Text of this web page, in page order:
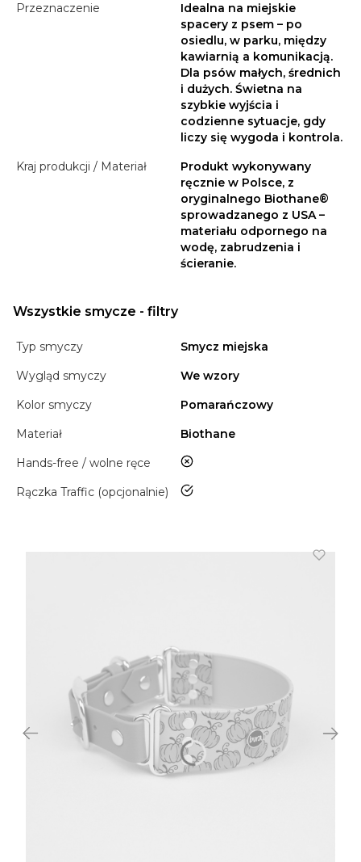
Przeznaczenie
Idealna na miejskie
spacery z psem – po
osiedlu, w parku, między
kawiarnią a komunikacją.
Dla psów małych, średnich
i dużych. Świetna na
szybkie wyjścia i
codzienne sytuacje, gdy
liczy się wygoda i kontrola.
Kraj produkcji / Materiał
Produkt wykonywany
ręcznie w Polsce, z
oryginalnego Biothane®
sprowadzanego z USA –
materiału odpornego na
wodę, zabrudzenia i
ścieranie.
Wszystkie smycze - filtry
Typ smyczy
Smycz miejska
Wygląd smyczy
We wzory
Kolor smyczy
Pomarańczowy
Materiał
Biothane
Hands-free / wolne ręce
nie
Rączka Traffic (opcjonalnie) tak